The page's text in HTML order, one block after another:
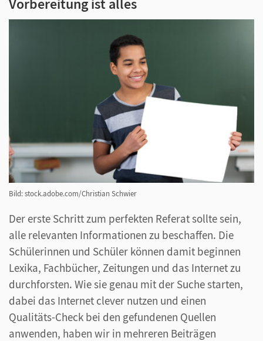
Vorbereitung ist alles
Bild: stock.adobe.com/Christian Schwier
Der erste Schritt zum perfekten Referat sollte sein,
alle relevanten Informationen zu beschaffen. Die
Schülerinnen und Schüler können damit beginnen
Lexika, Fachbücher, Zeitungen und das Internet zu
durchforsten. Wie sie genau mit der Suche starten,
dabei das Internet clever nutzen und einen
Qualitäts-Check bei den gefundenen Quellen
anwenden, haben wir in mehreren Beiträgen